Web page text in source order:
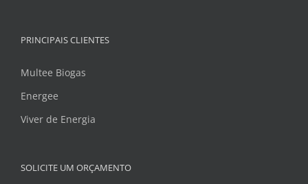
PRINCIPAIS CLIENTES
Multee Biogas
Energee
Viver de Energia
SOLICITE UM ORÇAMENTO